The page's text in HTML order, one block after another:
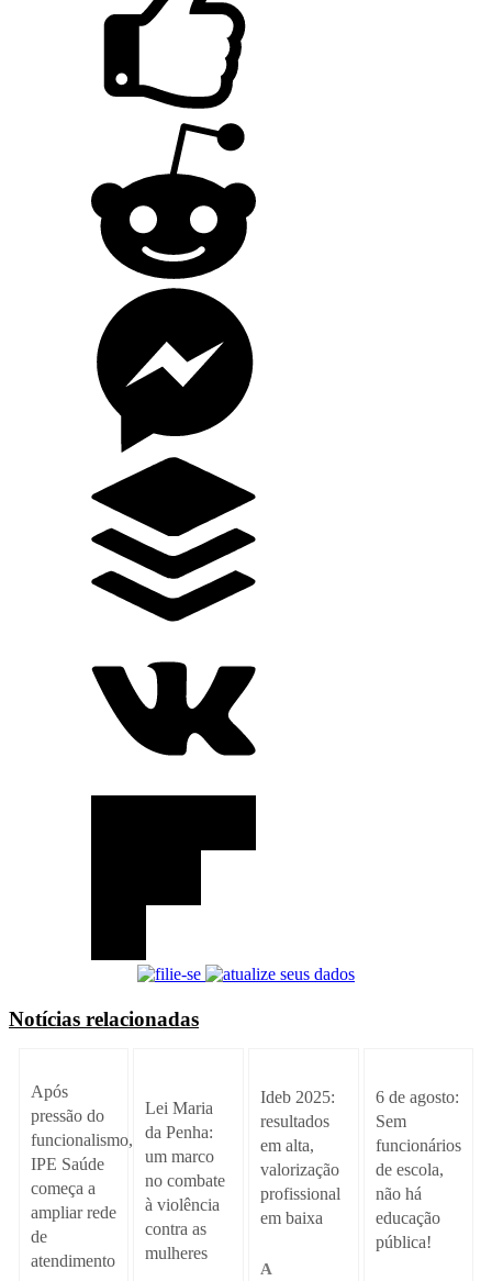
Notícias relacionadas
Após
pressão do
funcionalismo,
IPE Saúde
começa a
ampliar rede
de
atendimento
Lei Maria
da Penha:
um marco
no combate
à violência
contra as
mulheres
Ideb 2025:
resultados
em alta,
valorização
profissional
em baixa
A
6 de agosto:
Sem
funcionários
de escola,
não há
educação
pública!